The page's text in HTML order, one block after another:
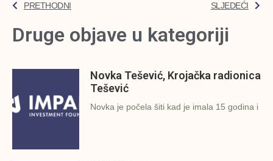
PRETHODNI SLJEDEĆI
Druge objave u kategoriji
Novka Tešević, Krojačka radionica
Tešević
Novka je počela šiti kad je imala 15 godina i